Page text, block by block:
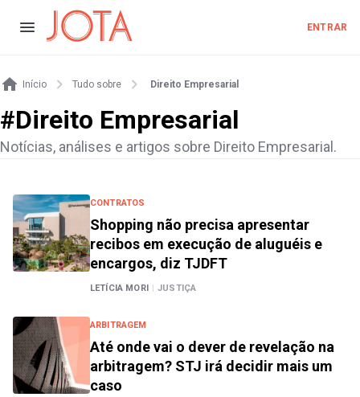
ENTRAR
Início Tudo sobre Direito Empresarial
#Direito Empresarial
Notícias, análises e artigos sobre Direito Empresarial.
CONTRATOS
Shopping não precisa apresentar
recibos em execução de aluguéis e
encargos, diz TJDFT
LETÍCIA MORI | JUSTIÇA
ARBITRAGEM
Até onde vai o dever de revelação na
arbitragem? STJ irá decidir mais um
caso